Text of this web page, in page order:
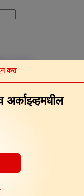
करा
अर्काइव्हमधील